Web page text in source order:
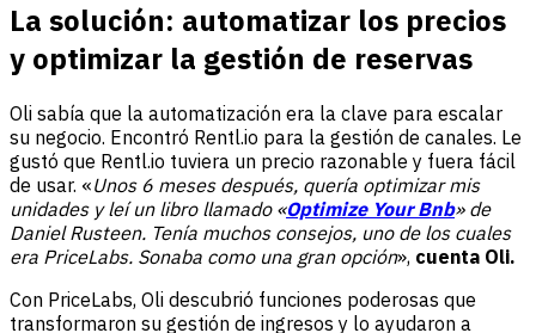
La solución: automatizar los precios
y optimizar la gestión de reservas
Oli sabía que la automatización era la clave para escalar
su negocio. Encontró Rentl.io para la gestión de canales. Le
gustó que Rentl.io tuviera un precio razonable y fuera fácil
de usar. «Unos 6 meses después, quería optimizar mis
unidades y leí un libro llamado «Optimize Your Bnb» de
Daniel Rusteen. Tenía muchos consejos, uno de los cuales
era PriceLabs. Sonaba como una gran opción», cuenta Oli.
Con PriceLabs, Oli descubrió funciones poderosas que
transformaron su gestión de ingresos y lo ayudaron a